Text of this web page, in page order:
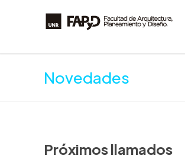
Novedades
Próximos llamados